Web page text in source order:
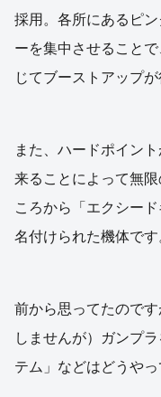
採用。各所にあるピ
ーを集中させること
じてブーストアップが
また、ハードポイン
来ることによって無
ころから「エクシー
名付けられた機体です
前から思ってたので
しませんが）ガンプ
テム」などはどうや